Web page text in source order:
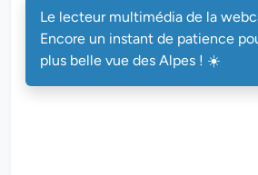
Le lecteur multimédia de la
Encore un instant de patience
plus belle vue des Alpes ! ☀️